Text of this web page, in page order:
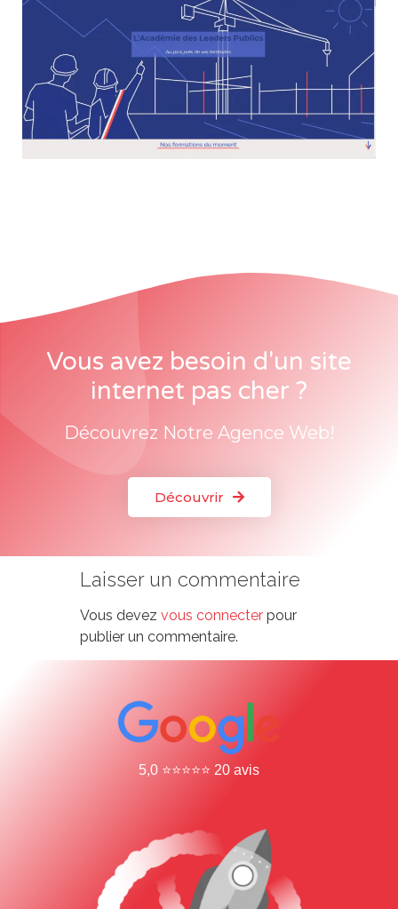
Vous avez besoin d'un site
internet pas cher ?
Découvrez Notre Agence Web!
Découvrir
Laisser un commentaire
Vous devez vous connecterpour
publier un commentaire.
5,0 ⭐⭐⭐⭐⭐ 20 avis